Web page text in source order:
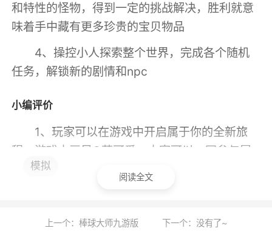
和特性的怪物，得到一定的挑战解决，胜利就意
味着手中藏有更多珍贵的宝贝物品
4、操控小人探索整个世界，完成各个随机
任务，解锁新的剧情和npc
小编评价
1、玩家可以在游戏中开启属于你的全新旅
程，游戏中画风Q萌可爱，大家可以一同参与冒
险对决，在新的剧情中进行冒险
模拟
阅读全文
上一个：棒球大师九游版 下一个：没有了~